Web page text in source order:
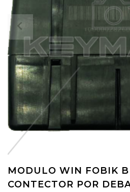
MODULO WIN FOBIK B
CONTECTOR POR